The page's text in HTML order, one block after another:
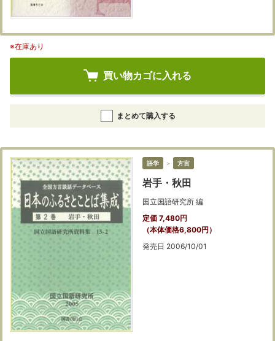
※在庫あり
買い物カゴに入れる
まとめて購入する
語学 ＞ 方言
岩手・秋田
国立国語研究所 編
定価 7,480円
（本体価格6,800円）
発売日 2006/10/01